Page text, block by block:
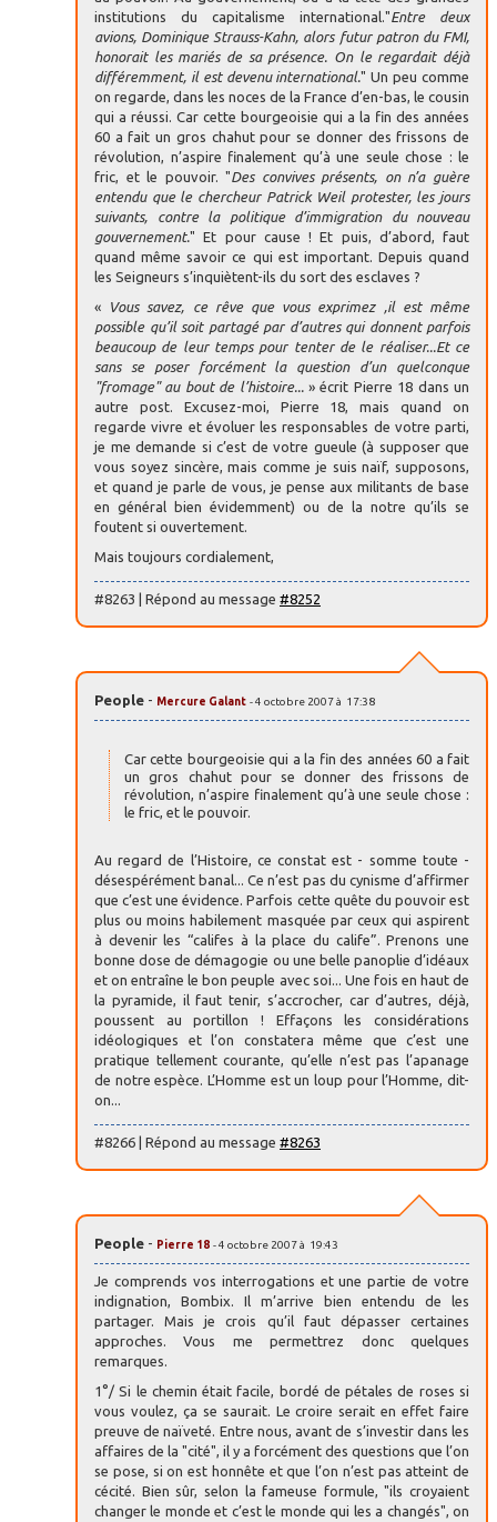
institutions du capitalisme international."Entre deux
avions, Dominique Strauss-Kahn, alors futur patron du FMI,
honorait les mariés de sa présence. On le regardait déjà
différemment, il est devenu international." Un peu comme
on regarde, dans les noces de la France d’en-bas, le cousin
qui a réussi. Car cette bourgeoisie qui a la fin des années
60 a fait un gros chahut pour se donner des frissons de
révolution, n’aspire finalement qu’à une seule chose : le
fric, et le pouvoir. "Des convives présents, on n’a guère
entendu que le chercheur Patrick Weil protester, les jours
suivants, contre la politique d’immigration du nouveau
gouvernement." Et pour cause ! Et puis, d’abord, faut
quand même savoir ce qui est important. Depuis quand
les Seigneurs s’inquiètent-ils du sort des esclaves ?
«
Vous savez, ce rêve que vous exprimez ,il est même
possible qu’il soit partagé par d’autres qui donnent parfois
beaucoup de leur temps pour tenter de le réaliser...Et ce
sans se poser forcément la question d’un quelconque
"fromage" au bout de l’histoire...
» écrit Pierre 18 dans un
autre post. Excusez-moi, Pierre 18, mais quand on
regarde vivre et évoluer les responsables de votre parti,
je me demande si c’est de votre gueule (à supposer que
vous soyez sincère, mais comme je suis naïf, supposons,
et quand je parle de vous, je pense aux militants de base
en général bien évidemment) ou de la notre qu’ils se
foutent si ouvertement.
Mais toujours cordialement,
#8263 | Répond au message #8252
People - Mercure Galant - 4 octobre 2007 à 17:38
Car cette bourgeoisie qui a la fin des années 60 a fait
un gros chahut pour se donner des frissons de
révolution, n’aspire finalement qu’à une seule chose :
le fric, et le pouvoir.
Au regard de l’Histoire, ce constat est - somme toute -
désespérément banal... Ce n’est pas du cynisme d’affirmer
que c’est une évidence. Parfois cette quête du pouvoir est
plus ou moins habilement masquée par ceux qui aspirent
à devenir les “califes à la place du calife”. Prenons une
bonne dose de démagogie ou une belle panoplie d’idéaux
et on entraîne le bon peuple avec soi... Une fois en haut de
la pyramide, il faut tenir, s’accrocher, car d’autres, déjà,
poussent au portillon ! Effaçons les considérations
idéologiques et l’on constatera même que c’est une
pratique tellement courante, qu’elle n’est pas l’apanage
de notre espèce. L’Homme est un loup pour l’Homme, dit-
on...
#8266 | Répond au message #8263
People - Pierre 18 - 4 octobre 2007 à 19:43
Je comprends vos interrogations et une partie de votre
indignation, Bombix. Il m’arrive bien entendu de les
partager. Mais je crois qu’il faut dépasser certaines
approches. Vous me permettrez donc quelques
remarques.
1°/ Si le chemin était facile, bordé de pétales de roses si
vous voulez, ça se saurait. Le croire serait en effet faire
preuve de naïveté. Entre nous, avant de s’investir dans les
affaires de la "cité", il y a forcément des questions que l’on
se pose, si on est honnête et que l’on n’est pas atteint de
cécité. Bien sûr, selon la fameuse formule, "ils croyaient
changer le monde et c’est le monde qui les a changés", on